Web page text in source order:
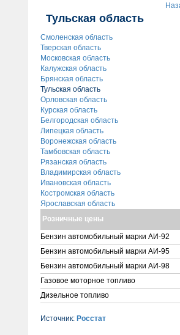
Тульская область
Смоленская область
Тверская область
Московская область
Калужская область
Брянская область
Тульская область
Орловская область
Курская область
Белгородская область
Липецкая область
Воронежская область
Тамбовская область
Рязанская область
Владимирская область
Ивановская область
Костромская область
Ярославская область
Розничные цены
Бензин автомобильный марки АИ-92
Бензин автомобильный марки АИ-95
Бензин автомобильный марки АИ-98
Газовое моторное топливо
Дизельное топливо
Источник: Росстат